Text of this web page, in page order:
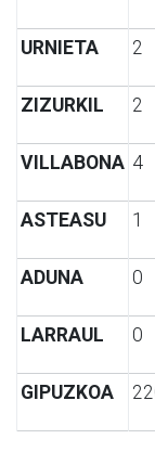
URNIETA 2
ZIZURKIL 2
VILLABONA 4
ASTEASU 1
ADUNA 0
LARRAUL 0
GIPUZKOA